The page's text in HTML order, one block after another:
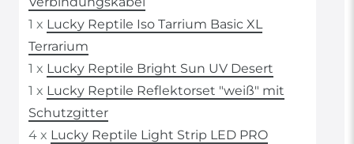
1 x Lucky Reptile Iso Tarrium Basic XL
Terrarium
1 x Lucky Reptile Bright Sun UV Desert
1 x Lucky Reptile Reflektorset "weiß" mit
Schutzgitter
4 x Lucky Reptile Light Strip LED PRO